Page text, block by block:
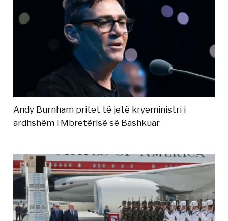
Andy Burnham pritet të jetë kryeministri i
ardhshëm i Mbretërisë së Bashkuar